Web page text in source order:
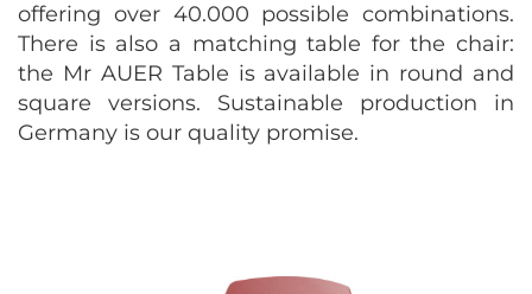
offering over 40.000 possible combinations.
There is also a matching table for the chair:
the Mr AUER Table is available in round and
square versions. Sustainable production in
Germany is our quality promise.